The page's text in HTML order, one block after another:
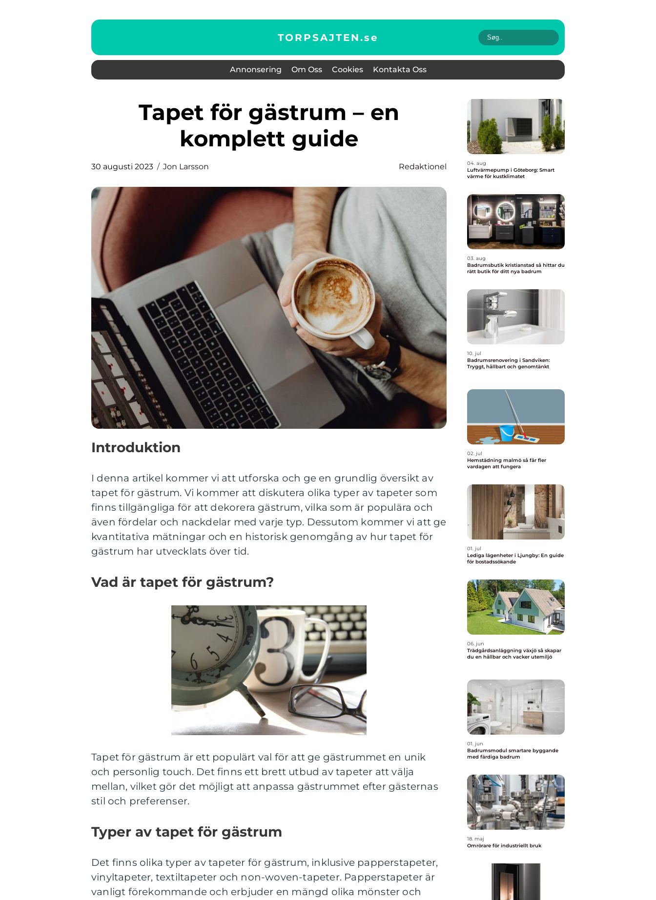
TORPSAJTEN.se
Annonsering Om Oss Cookies Kontakta Oss
Tapet för gästrum – en
komplett guide
30 augusti 2023 Jon Larsson Redaktionel
Introduktion
I denna artikel kommer vi att utforska och ge en grundlig översikt av
tapet för gästrum. Vi kommer att diskutera olika typer av tapeter som
finns tillgängliga för att dekorera gästrum, vilka som är populära och
även fördelar och nackdelar med varje typ. Dessutom kommer vi att ge
kvantitativa mätningar och en historisk genomgång av hur tapet för
gästrum har utvecklats över tid.
Vad är tapet för gästrum?
Tapet för gästrum är ett populärt val för att ge gästrummet en unik
och personlig touch. Det finns ett brett utbud av tapeter att välja
mellan, vilket gör det möjligt att anpassa gästrummet efter gästernas
stil och preferenser.
Typer av tapet för gästrum
Det finns olika typer av tapeter för gästrum, inklusive papperstapeter,
vinyltapeter, textiltapeter och non-woven-tapeter. Papperstapeter är
vanligt förekommande och erbjuder en mängd olika mönster och
04. aug
Luftvärmepump i Göteborg: Smart
värme för kustklimatet
03. aug
Badrumsbutik kristianstad så hittar du
rätt butik för ditt nya badrum
10. jul
Badrumsrenovering i Sandviken:
Tryggt, hållbart och genomtänkt
02. jul
Hemstädning malmö så får fler
vardagen att fungera
01. jul
Lediga lägenheter i Ljungby: En guide
för bostadssökande
06. jun
Trädgårdsanläggning växjö så skapar
du en hållbar och vacker utemiljö
01. jun
Badrumsmodul smartare byggande
med färdiga badrum
18. maj
Omrörare för industriellt bruk